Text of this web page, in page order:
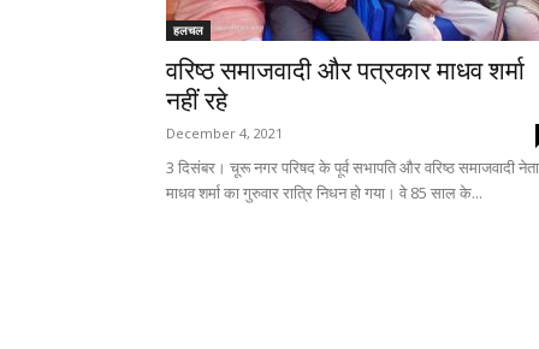
हलचल
वरिष्ठ समाजवादी और पत्रकार माधव शर्मा
नहीं रहे
December 4, 2021
3 दिसंबर। चूरू नगर परिषद के पूर्व सभापति और वरिष्ठ समाजवादी नेता
माधव शर्मा का गुरुवार रात्रि निधन हो गया। वे 85 साल के...